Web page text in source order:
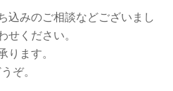
込みのご相談などございまし
ください。
ます。
ぞ。